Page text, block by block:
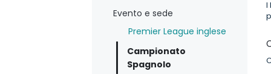
Evento e sede
Premier League inglese
Campionato
Spagnolo
I